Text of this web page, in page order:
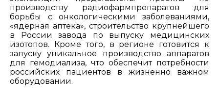
производству радиофармпрепаратов для
борьбы с онкологическими заболеваниями,
«ядерная аптека», строительство крупнейшего
в России завода по выпуску медицинских
изотопов. Кроме того, в регионе готовится к
запуску уникальное производство аппаратов
для гемодиализа, что обеспечит потребности
российских пациентов в жизненно важном
оборудовании.